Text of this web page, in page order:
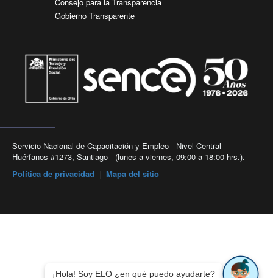
Gobierno Transparente
Servicio Nacional de Capacitación y Empleo - Nivel Central -
Huérfanos #1273, Santiago - (lunes a viernes, 09:00 a 18:00 hrs.).
Política de privacidad
Mapa del sitio
¡Hola! Soy ELO ¿en qué puedo ayudarte?